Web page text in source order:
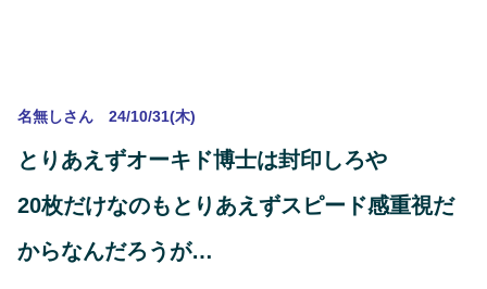
名無しさん 24/10/31(木)
とりあえずオーキド博士は封印しろや
20枚だけなのもとりあえずスピード感重視だ
からなんだろうが…